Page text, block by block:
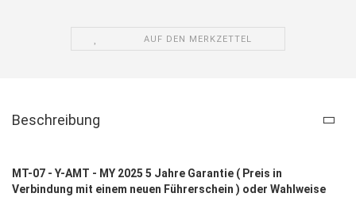
AUF DEN MERKZETTEL
Beschreibung
MT-07 - Y-AMT - MY 2025 5 Jahre Garantie ( Preis in
Verbindung mit einem neuen Führerschein ) oder Wahlweise